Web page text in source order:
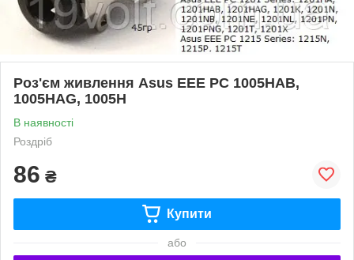
Роз'єм живлення Asus EEE PC 1005HAB,
1005HAG, 1005H
В наявності
Роздріб
86 ₴
Купити
або